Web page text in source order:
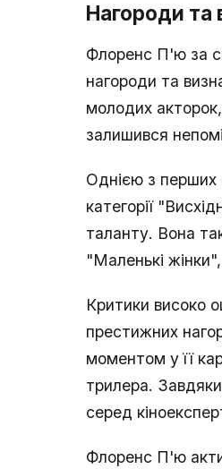
Нагороди та
Флоренс П'ю за
нагороди та
молодих акторок,
залишився
Однією з перших
категорії
таланту. Вона
"Маленькі
Критики високо
престижних
моментом у її
трилера.
серед
Флоренс П'ю